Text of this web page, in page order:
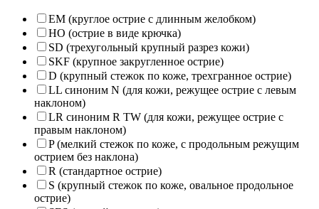
EM (круглое острие с длинным желобком)
HO (острие в виде крючка)
SD (трехугольный крупный разрез кожи)
SKF (крупное закругленное острие)
D (крупный стежок по коже, трехгранное острие)
LL синоним N (для кожи, режущее острие с левым
наклоном)
LR синоним R TW (для кожи, режущее острие с
правым наклоном)
P (мелкий стежок по коже, с продольным режущим
острием без наклона)
R (стандартное острие)
S (крупный стежок по коже, овальное продольное
острие)